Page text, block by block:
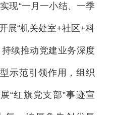
现“一月一小结、一季
展“机关处室+社区+科
续推动党建业务深度
示范引领作用，组织
“红旗党支部”事迹宣